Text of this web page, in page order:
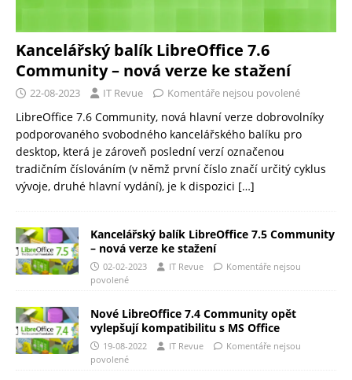
Kancelářský balík LibreOffice 7.6
Community – nová verze ke stažení
22-08-2023 IT Revue Komentáře nejsou povolené
LibreOffice 7.6 Community, nová hlavní verze dobrovolníky
podporovaného svobodného kancelářského balíku pro
desktop, která je zároveň poslední verzí označenou
tradičním číslováním (v němž první číslo značí určitý cyklus
vývoje, druhé hlavní vydání), je k dispozici […]
Kancelářský balík LibreOffice 7.5 Community
– nová verze ke stažení
02-02-2023 IT Revue
Komentáře nejsou
povolené
Nové LibreOffice 7.4 Community opět
vylepšují kompatibilitu s MS Office
19-08-2022 IT Revue
Komentáře nejsou
povolené